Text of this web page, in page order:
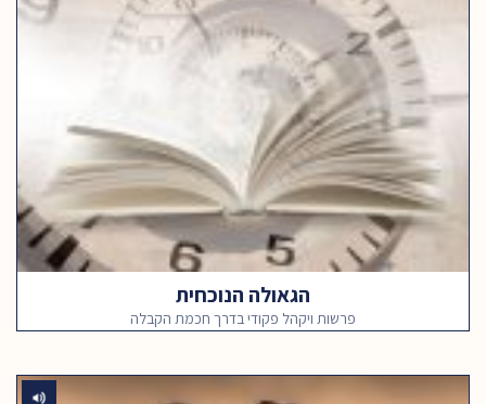
הגאולה הנוכחית
פרשות ויקהל פקודי בדרך חכמת הקבלה